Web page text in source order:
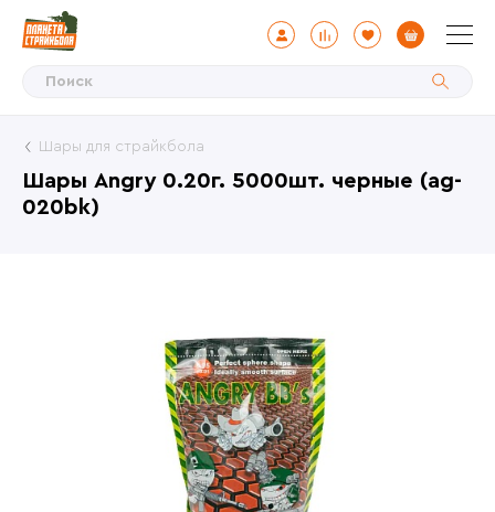
Шары Angry 0.20г. 5000шт. черные (ag-
020bk)
Шары для страйкбола